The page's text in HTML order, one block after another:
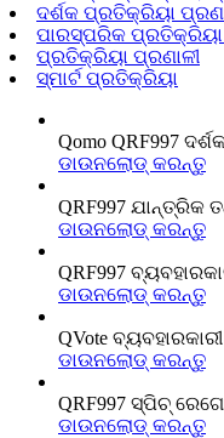
ଦର୍ଶକ ପ୍ରତିକ୍ରିୟା
ପାରସ୍ପରିକ ପ୍ରତିକ୍ରିୟା
ପ୍ରତିକ୍ରିୟା ପ୍ରଣାଳୀ
ସ୍ମାର୍ଟ ପ୍ରତିକ୍ରିୟା
Qomo QRF997
ଡାଉନଲୋଡ୍‌ କରନ୍ତୁ
QRF997 ଯାନ୍ତ୍ରିକ
ଡାଉନଲୋଡ୍‌ କରନ୍ତୁ
QRF997
ଡାଉନଲୋଡ୍‌ କରନ୍ତୁ
QVote
ଡାଉନଲୋଡ୍‌ କରନ୍ତୁ
QRF997 ସ୍ପିଚ୍
ଡାଉନଲୋଡ୍‌ କରନ୍ତୁ